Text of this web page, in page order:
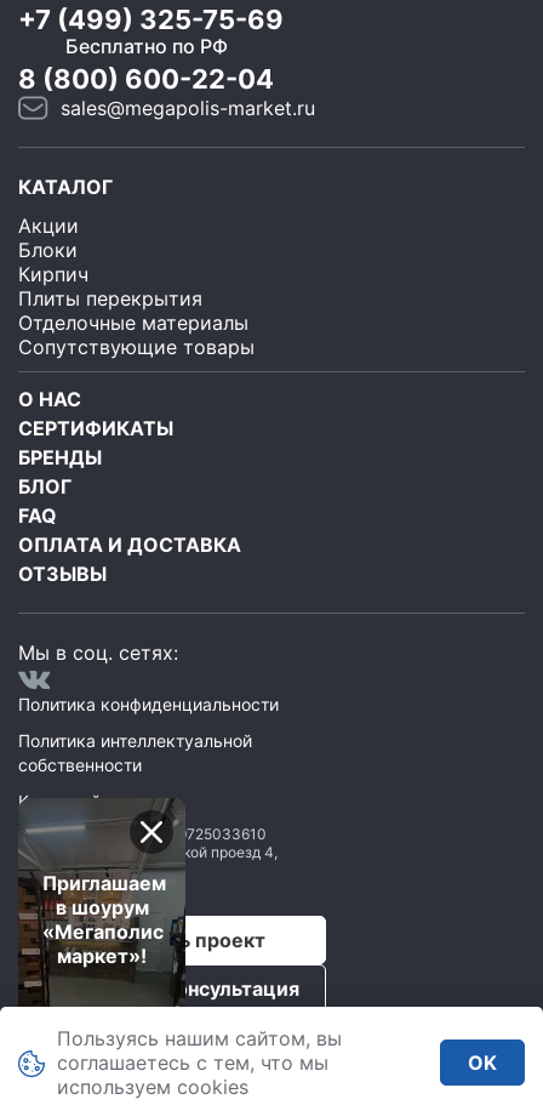
Пользуясь нашим сайтом, вы
соглашаетесь с тем, что мы
используем сookies
OK
+7 (499) 325-75-69
Бесплатно по РФ
8 (800) 600-22-04
sales@megapolis-market.ru
КАТАЛОГ
Акции
Блоки
Кирпич
Плиты перекрытия
Отделочные материалы
Сопутствующие товары
О НАС
СЕРТИФИКАТЫ
БРЕНДЫ
БЛОГ
FAQ
ОПЛАТА И ДОСТАВКА
ОТЗЫВЫ
Мы в соц. сетях:
Политика конфиденциальности
Политика интеллектуальной
собственности
Карта сайта
ООО Мегаполис ИНН: 9725033610
119071
2 Донской проезд 4,
строение 1, пом. 435
Рассчитать проект
Бесплатная консультация
Мегаполис © 2026.
Все права защищены.
Приглашаем
в шоурум
«Мегаполис
маркет»!